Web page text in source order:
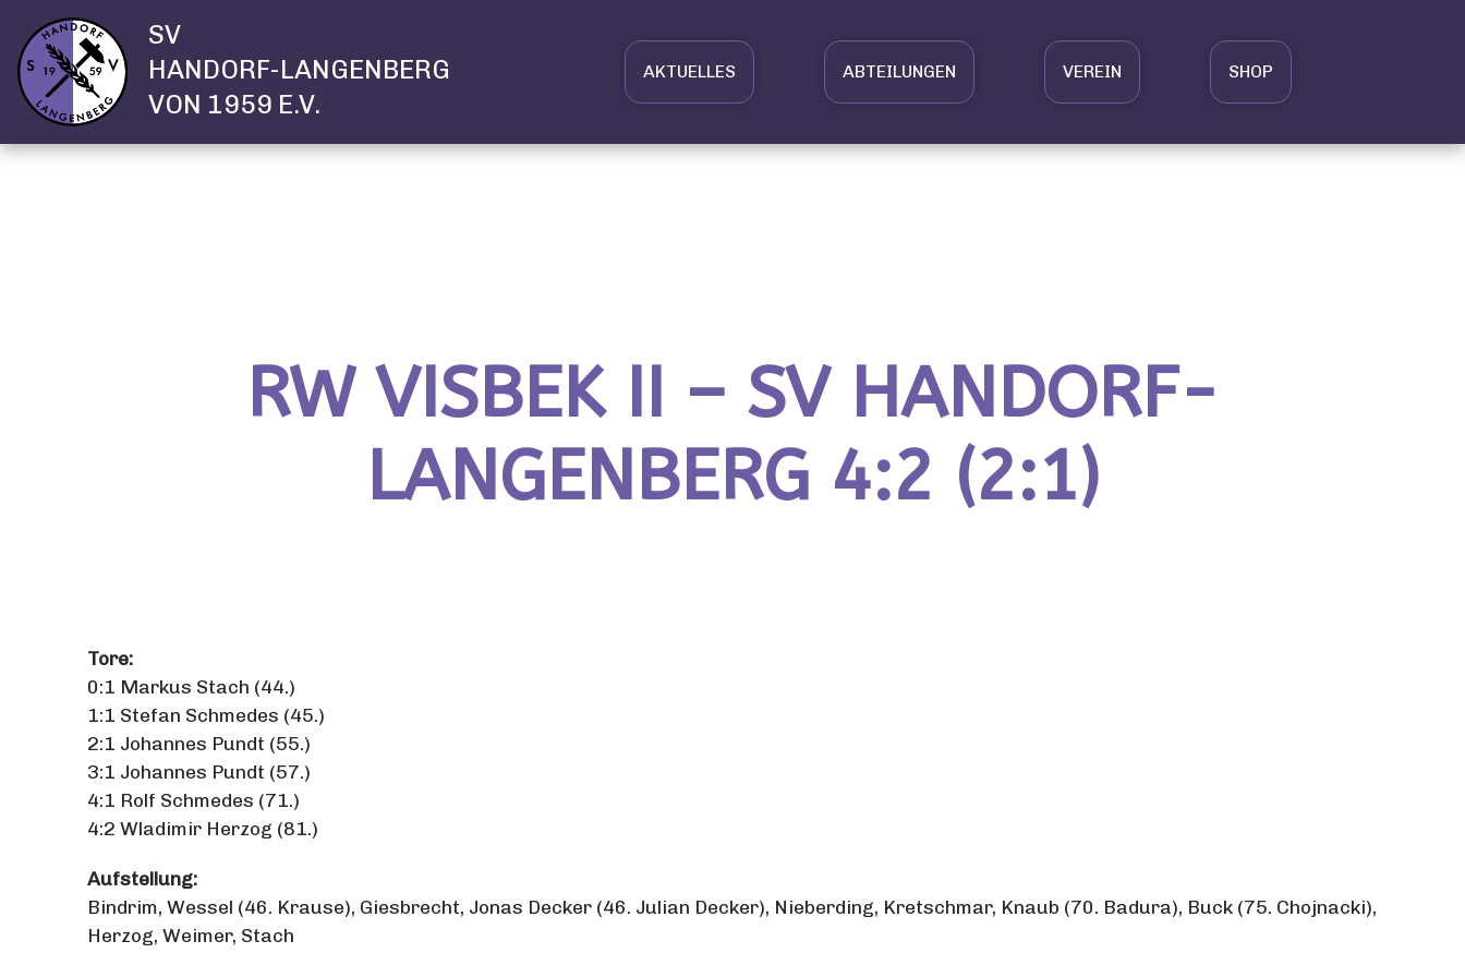
SV
HANDORF-LANGENBERG
VON 1959 E.V.
AKTUELLES ABTEILUNGEN VEREIN SHOP
RW VISBEK II – SV HANDORF-
LANGENBERG 4:2 (2:1)
Tore:
0:1 Markus Stach (44.)
1:1 Stefan Schmedes (45.)
2:1 Johannes Pundt (55.)
3:1 Johannes Pundt (57.)
4:1 Rolf Schmedes (71.)
4:2 Wladimir Herzog (81.)
Aufstellung:
Bindrim, Wessel (46. Krause), Giesbrecht, Jonas Decker (46. Julian Decker), Nieberding, Kretschmar, Knaub (70. Badura), Buck (75. Chojnacki),
Herzog, Weimer, Stach